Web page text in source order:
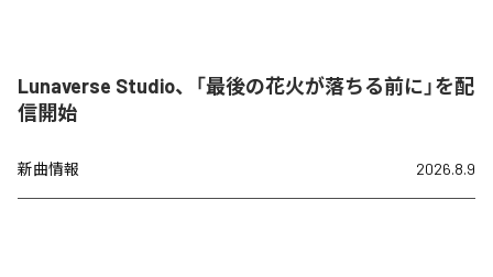
Lunaverse Studio、「最後の花火が落ちる前に」を配
信開始
新曲情報 2026.8.9